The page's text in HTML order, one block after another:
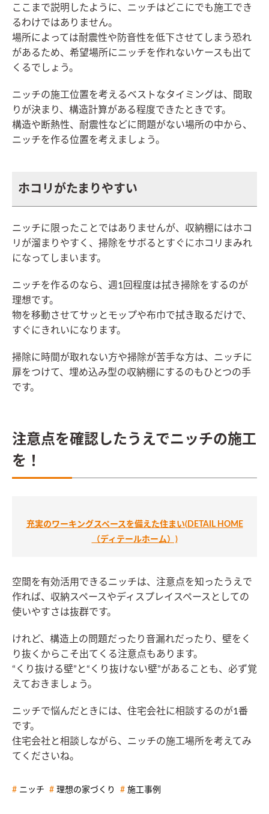
ここまで説明したように、ニッチはどこにでも施工でき
るわけではありません。
場所によっては耐震性や防音性を低下させてしまう恐れ
があるため、希望場所にニッチを作れないケースも出て
くるでしょう。
ニッチの施工位置を考えるベストなタイミングは、間取
りが決まり、構造計算がある程度できたときです。
構造や断熱性、耐震性などに問題がない場所の中から、
ニッチを作る位置を考えましょう。
ホコリがたまりやすい
ニッチに限ったことではありませんが、収納棚にはホコ
リが溜まりやすく、掃除をサボるとすぐにホコリまみれ
になってしまいます。
ニッチを作るのなら、週1回程度は拭き掃除をするのが
理想です。
物を移動させてサッとモップや布巾で拭き取るだけで、
すぐにきれいになります。
掃除に時間が取れない方や掃除が苦手な方は、ニッチに
扉をつけて、埋め込み型の収納棚にするのもひとつの手
です。
注意点を確認したうえでニッチの施工
を！
充実のワーキングスペースを備えた住まい(DETAIL HOME
（ディテールホーム）)
空間を有効活用できるニッチは、注意点を知ったうえで
作れば、収納スペースやディスプレイスペースとしての
使いやすさは抜群です。
けれど、構造上の問題だったり音漏れだったり、壁をく
り抜くからこそ出てくる注意点もあります。
“くり抜ける壁”と“くり抜けない壁”があることも、必ず覚
えておきましょう。
ニッチで悩んだときには、住宅会社に相談するのが1番
です。
住宅会社と相談しながら、ニッチの施工場所を考えてみ
てくださいね。
ニッチ 理想の家づくり 施工事例